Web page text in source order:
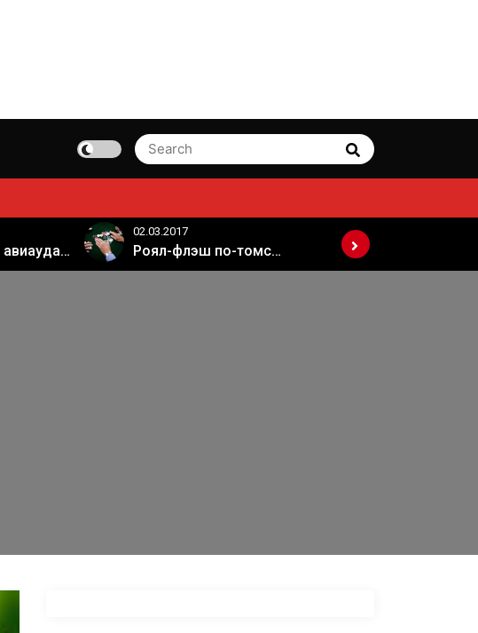
Search
for:
Search
США сообщили об авиаударе России по арабской коалиции в Сирии
02.03.2017
Роял-флэш по-томски